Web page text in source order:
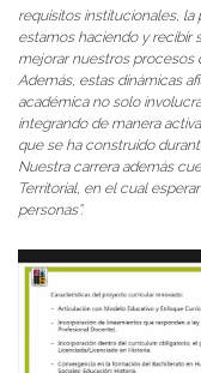
requisitos institucionales,
estamos haciendo y recibir
mejorar nuestros procesos
Además, estas dinámicas
académica no solo
integrando de manera
que se ha construido
Nuestra carrera además
Territorial, en el cual
personas”.